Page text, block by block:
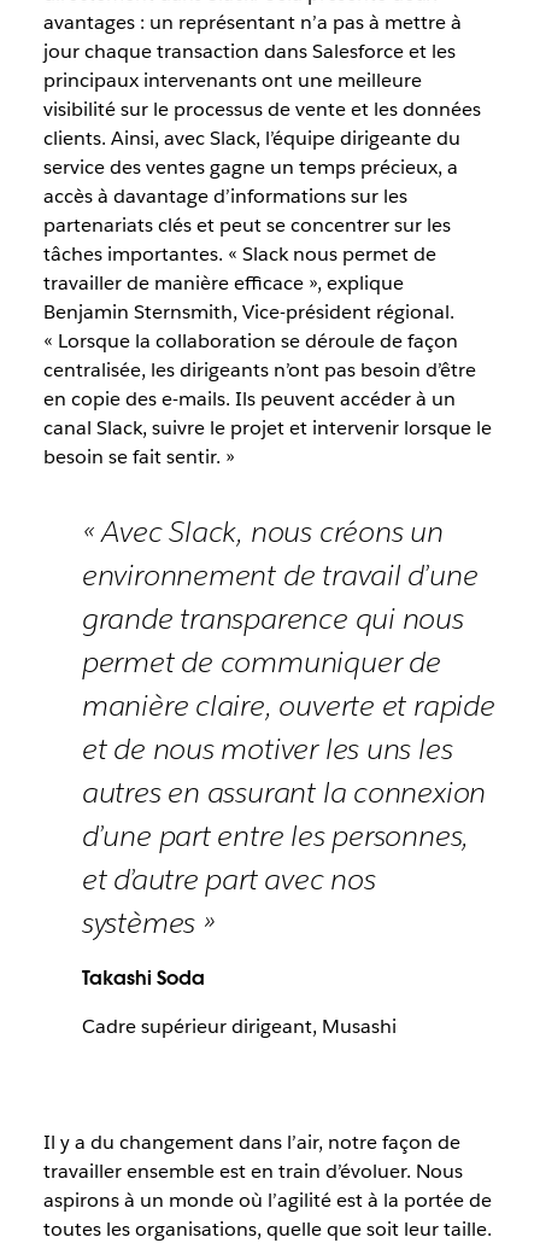
avantages : un représentant n’a pas à mettre à
jour chaque transaction dans Salesforce et les
principaux intervenants ont une meilleure
visibilité sur le processus de vente et les données
clients. Ainsi, avec Slack, l’équipe dirigeante du
service des ventes gagne un temps précieux, a
accès à davantage d’informations sur les
partenariats clés et peut se concentrer sur les
tâches importantes. « Slack nous permet de
travailler de manière efficace », explique
Benjamin Sternsmith, Vice-président régional.
« Lorsque la collaboration se déroule de façon
centralisée, les dirigeants n’ont pas besoin d’être
en copie des e-mails. Ils peuvent accéder à un
canal Slack, suivre le projet et intervenir lorsque le
besoin se fait sentir. »
« Avec Slack, nous créons un
environnement de travail d’une
grande transparence qui nous
permet de communiquer de
manière claire, ouverte et rapide
et de nous motiver les uns les
autres en assurant la connexion
d’une part entre les personnes,
et d’autre part avec nos
systèmes »
Takashi Soda
Cadre supérieur dirigeant, Musashi
Il y a du changement dans l’air, notre façon de
travailler ensemble est en train d’évoluer. Nous
aspirons à un monde où l’agilité est à la portée de
toutes les organisations, quelle que soit leur taille.